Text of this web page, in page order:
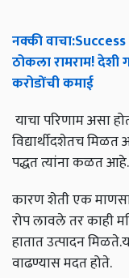
नक्कीवाचा
ठोकलारामराम!देशी
करोडोंचीकमाई
याचा परिणाम असा
विद्यार्थीदशेतच
पद्धत त्यांना कळत आहे.
कारण शेती एक
रोप लावले तर काही
हातात उत्पादन
वाढण्यास मदत होते.